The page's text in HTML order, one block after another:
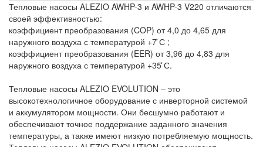
Тепловые насосы ALEZIO AWHP-3 и AWHP-3 V220 отличаются
своей эффективностью:
коэффициент преобразования (COP) от 4,0 до 4,65 для
наружного воздуха с температурой +7 ̊С ;
коэффициент преобразования (EER) от 3,96 до 4,83 для
наружного воздуха с температурой +35 ̊С.
Тепловые насосы ALEZIO EVOLUTION – это
высокотехнологичное оборудование с инверторной системой
и аккумулятором мощности. Они бесшумно работают и
обеспечивают точное поддержание заданного значения
температуры, а также имеют низкую потребляемую мощность.